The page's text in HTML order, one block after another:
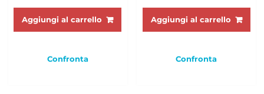
Aggiungi al carrello
Confronta
Aggiungi al carrello
Confronta